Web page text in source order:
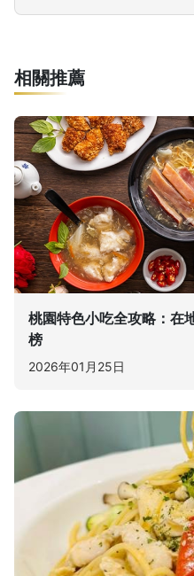
相關推薦
桃園特色小吃全攻略：在
榜
2026年01月25日